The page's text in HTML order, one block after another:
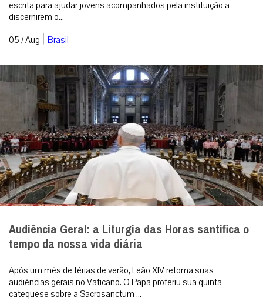
escrita para ajudar jovens acompanhados pela instituição a
discernirem o...
05 / Aug | Brasil
Audiência Geral: a Liturgia das Horas santifica o
tempo da nossa vida diária
Após um mês de férias de verão, Leão XIV retoma suas
audiências gerais no Vaticano. O Papa proferiu sua quinta
catequese sobre a Sacrosanctum ...